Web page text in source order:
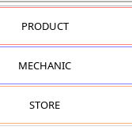
PRODUCT
MECHANIC
STORE